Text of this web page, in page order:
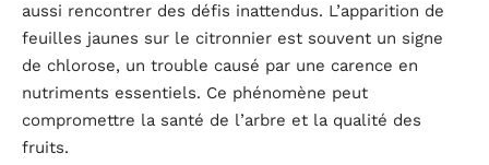
aussi rencontrer des défis inattendus. L’apparition de
feuilles jaunes sur le citronnier est souvent un signe
de chlorose, un trouble causé par une carence en
nutriments essentiels. Ce phénomène peut
compromettre la santé de l’arbre et la qualité des
fruits.